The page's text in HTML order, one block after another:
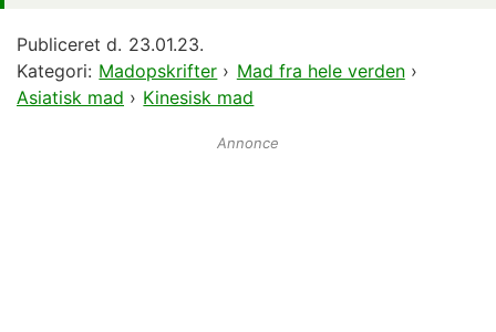
Publiceret d. 23.01.23.
Kategori: Madopskrifter › Mad fra hele verden›
Asiatisk mad › Kinesisk mad
Annonce